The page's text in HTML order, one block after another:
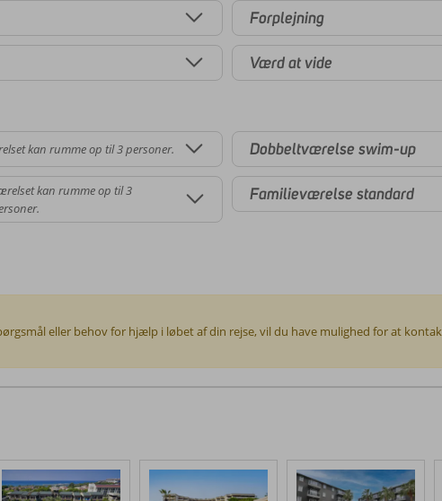
Forplejning
Værd at vide
kan rumme op til 3 personer.
kan rumme op til 3
Dobbeltværelse swim-up
Familieværelse standard
eller behov for hjælp i løbet af din rejse, vil du have mulighed for at